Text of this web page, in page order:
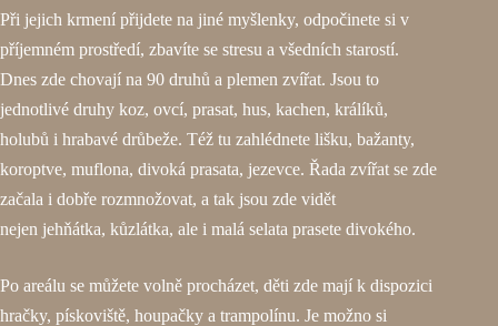
Při jejich krmení přijdete na jiné myšlenky, odpočinete si v
příjemném prostředí, zbavíte se stresu a všedních starostí.
Dnes zde chovají na 90 druhů a plemen zvířat. Jsou to
jednotlivé druhy koz, ovcí, prasat, hus, kachen, králíků,
holubů i hrabavé drůbeže. Též tu zahlédnete lišku, bažanty,
koroptve, muflona, divoká prasata, jezevce. Řada zvířat se zde
začala i dobře rozmnožovat, a tak jsou zde vidět
nejen jehňátka, kůzlátka, ale i malá selata prasete divokého.
Po areálu se můžete volně procházet, děti zde mají k dispozici
hračky, pískoviště, houpačky a trampolínu. Je možno si